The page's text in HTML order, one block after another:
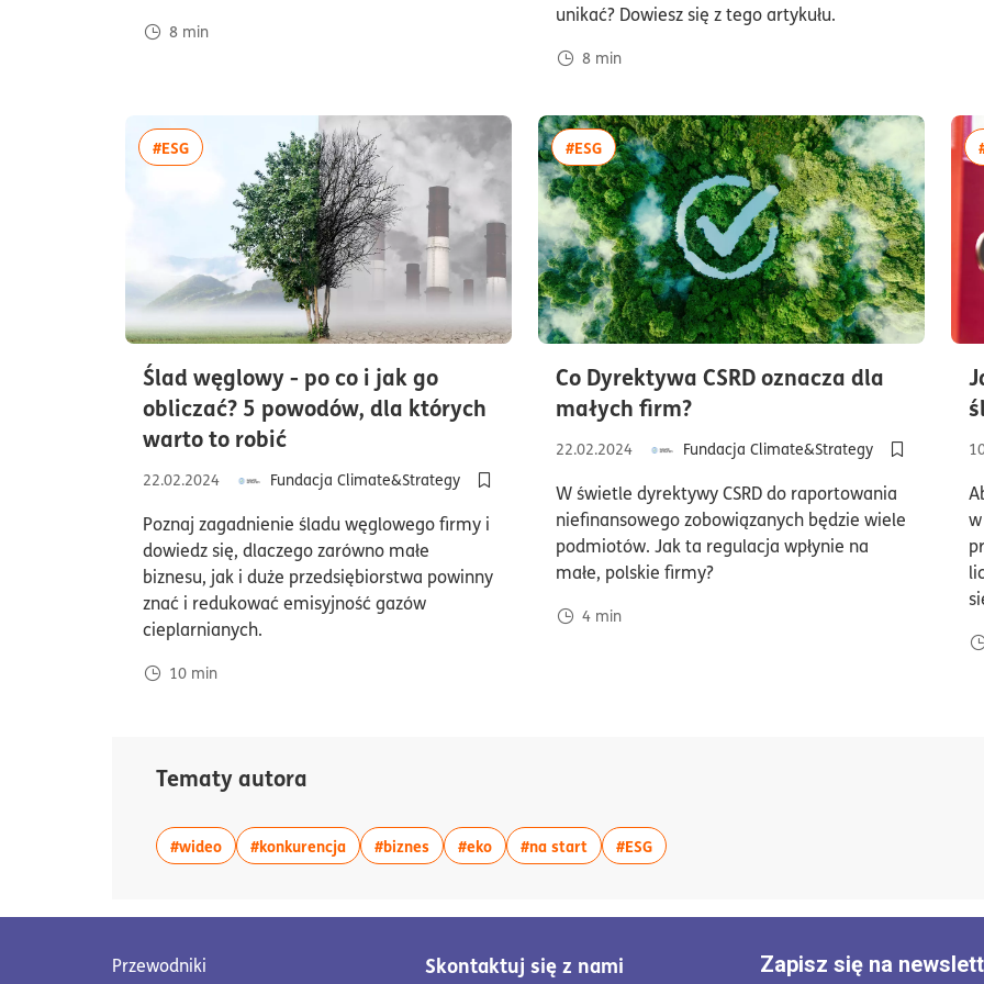
8 min
unikać? Dowiesz się z tego artykułu.
8 min
Ślad węglowy - po co i jak go
obliczać? 5 powodów, dla których
warto to robićczas czytania10minuty
22.02.2024
Fundacja Climate&Strategy
Dodaj do półki/usuń z półki artykuł Ślad węglowy - po co i jak go
Poznaj zagadnienie śladu węglowego firmy i
dowiedz się, dlaczego zarówno małe
biznesu, jak i duże przedsiębiorstwa powinny
znać i redukować emisyjność gazów
cieplarnianych.
10 min
#ESGwięcej artykułów z tagiem:#ESG
Co Dyrektywa CSRD oznacza dla
małych firm?czas czytania4minuty
22.02.2024
Fundacja Climate&Strategy
W świetle dyrektywy CSRD do raportowania
niefinansowego zobowiązanych będzie wiele
podmiotów. Jak ta regulacja wpłynie na
małe, polskie firmy?
4 min
#ESGwięcej artykułów z tagiem:#ESG
Tematy autora
#wideowięcej artykułów z tagiem:#wideo
#konkurencjawięcej artykułów z tagiem:#konkurencja
#bizneswięcej artykułów z tagiem:#biznes
#ekowięcej artykułów z tagiem:#eko
#na startwięcej artykułów z tagiem:#na start
#ESGwięcej artykułów z tagiem:#ESG
Przewodniki Skontaktuj się z nami Zapisz się na